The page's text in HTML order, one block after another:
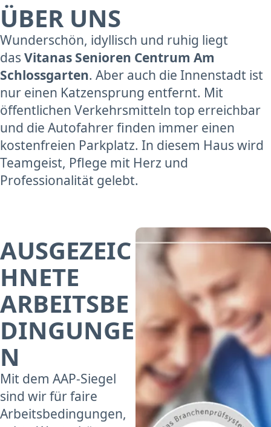
ÜBER UNS
Wunderschön, idyllisch und ruhig liegt
das Vitanas Senioren Centrum Am
Schlossgarten. Aber auch die Innenstadt ist
nur einen Katzensprung entfernt. Mit
öffentlichen Verkehrsmitteln top erreichbar
und die Autofahrer finden immer einen
kostenfreien Parkplatz. In diesem Haus wird
Teamgeist, Pflege mit Herz und
Professionalität gelebt.
AUSGEZEIC
HNETE
ARBEITSBE
DINGUNGE
N
Mit dem AAP-Siegel
sind wir für faire
Arbeitsbedingungen,